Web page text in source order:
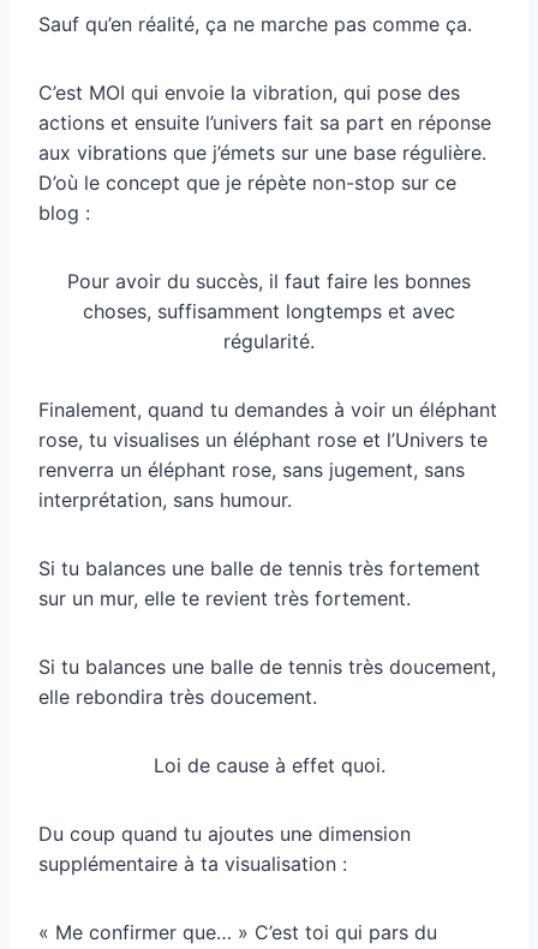
Sauf qu’en réalité, ça ne marche pas comme ça.
C’est MOI qui envoie la vibration, qui pose des
actions et ensuite l’univers fait sa part en réponse
aux vibrations que j’émets sur une base régulière.
D’où le concept que je répète non-stop sur ce
blog :
Pour avoir du succès, il faut faire les bonnes
choses, suffisamment longtemps et avec
régularité.
Finalement, quand tu demandes à voir un éléphant
rose, tu visualises un éléphant rose et l’Univers te
renverra un éléphant rose, sans jugement, sans
interprétation, sans humour.
Si tu balances une balle de tennis très fortement
sur un mur, elle te revient très fortement.
Si tu balances une balle de tennis très doucement,
elle rebondira très doucement.
Loi de cause à effet quoi.
Du coup quand tu ajoutes une dimension
supplémentaire à ta visualisation :
« Me confirmer que… » C’est toi qui pars du